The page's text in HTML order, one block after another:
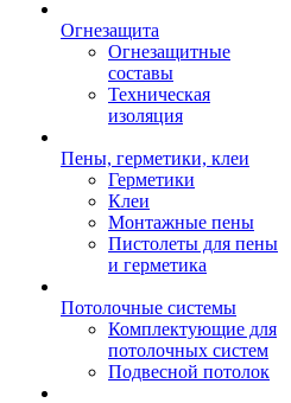
Огнезащита
Огнезащитные
составы
Техническая
изоляция
Пены, герметики, клеи
Герметики
Клеи
Монтажные пены
Пистолеты для пены
и герметика
Потолочные системы
Комплектующие для
потолочных систем
Подвесной потолок